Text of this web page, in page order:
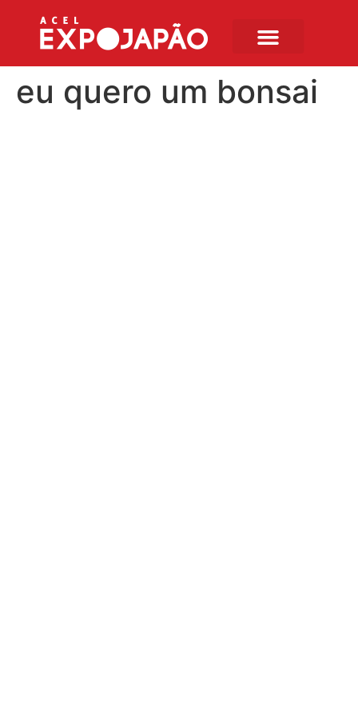
eu quero um bonsai